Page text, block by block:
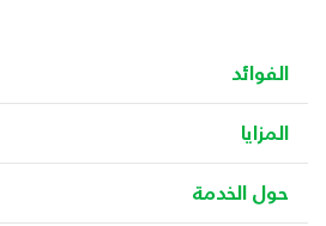
الفوائد
المزايا
حول الخدمة